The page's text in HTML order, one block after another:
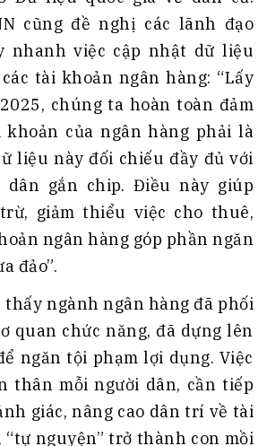
cũng đề nghị các lãnh đạo
nhanh việc cập nhật dữ liệu
tài khoản ngân hàng: “Lấy
chúng ta hoàn toàn đảm
của ngân hàng phải là
liệu này đối chiếu đầy đủ với
dân gắn chip. Điều này giúp
giảm thiểu việc cho thuê,
ngân hàng góp phần ngăn
đảo”.
thấy ngành ngân hàng đã phối
quan chức năng, đã dựng lên
ngăn tội phạm lợi dụng. Việc
thân mỗi người dân, cần tiếp
giác, nâng cao dân trí về tài
nguyện” trở thành con mồi